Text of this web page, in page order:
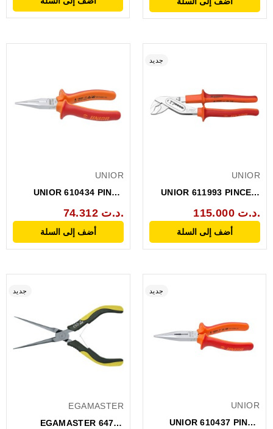
UNIOR
UNIOR 610434 PINCE
74.312 د.ت.
أضف إلى السلة
جديد
UNIOR
UNIOR 611993 PINCE A
115.000 د.ت.
أضف إلى السلة
جديد
EGAMASTER
EGAMASTER 64735
جديد
UNIOR
UNIOR 610437 PINCE